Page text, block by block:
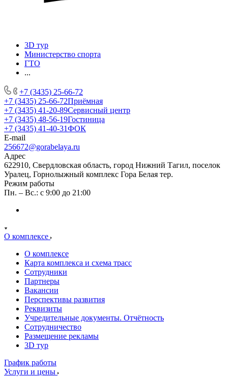
3D тур
Министерство спорта
ГТО
...
+7 (3435) 25-66-72
+7 (3435) 25-66-72Приёмная
+7 (3435) 41-20-89Сервисный центр
+7 (3435) 48-56-19Гостиница
+7 (3435) 41-40-31ФОК
E-mail
256672@gorabelaya.ru
Адрес
622910, Свердловская область, город Нижний Тагил, поселок
Уралец, Горнолыжный комплекс Гора Белая тер.
Режим работы
Пн. – Вс.: с 9:00 до 21:00
О комплексе
О комплексе
Карта комплекса и схема трасс
Сотрудники
Партнеры
Вакансии
Перспективы развития
Реквизиты
Учредительные документы. Отчётность
Сотрудничество
Размещение рекламы
3D тур
График работы
Услуги и цены